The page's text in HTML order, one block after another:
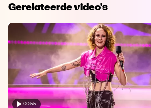
Gerelateerde video's
00:55